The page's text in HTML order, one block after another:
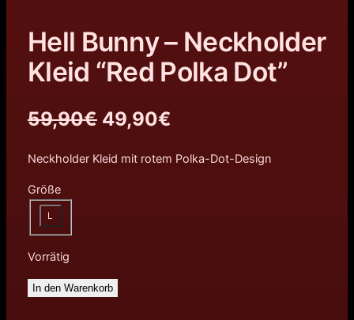
Hell Bunny – Neckholder
Kleid “Red Polka Dot”
59,90€ U
r
n
49,90€
k
Neckholder Kleid mit rotem Polka-Dot-Design
Größe
L
Vorrätig
In den Warenkorb